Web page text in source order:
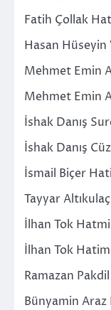
Fatih Çollak
Hasan
Mehmet Emin
Mehmet Emin
İshak Danış
İshak Danış
İsmail Biçer
Tayyar
İlhan Tok
İlhan Tok
Ramazan
Bünyamin